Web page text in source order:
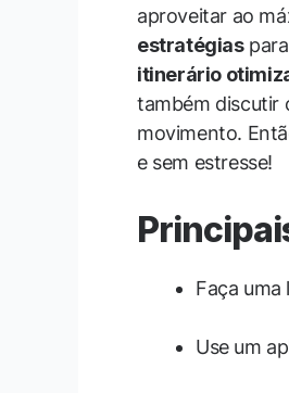
aproveitar ao
estratégiaspara
itinerário
também
movimento.
e sem estresse!
Faça uma
Use um